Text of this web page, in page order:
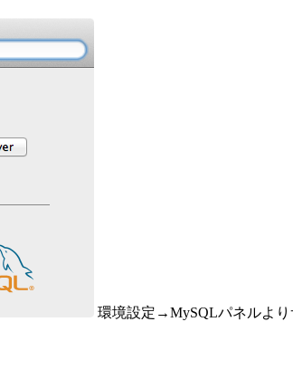
環境設定→MySQLパネルより